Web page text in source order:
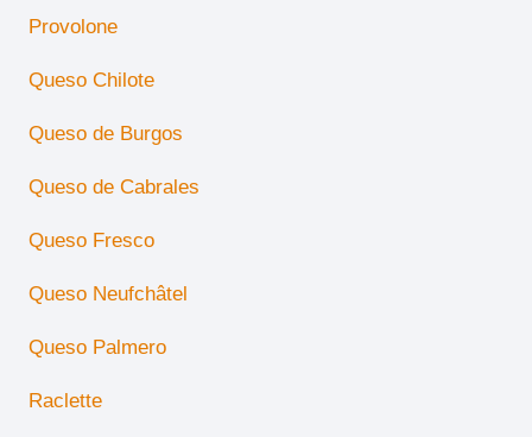
Provolone
Queso Chilote
Queso de Burgos
Queso de Cabrales
Queso Fresco
Queso Neufchâtel
Queso Palmero
Raclette